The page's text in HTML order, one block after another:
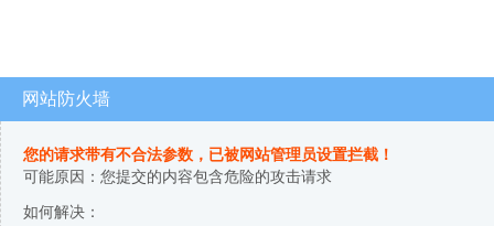
网站防火墙
您的请求带有不合法参数，已被网站管理员设置拦截！
可能原因：您提交的内容包含危险的攻击请求
如何解决：